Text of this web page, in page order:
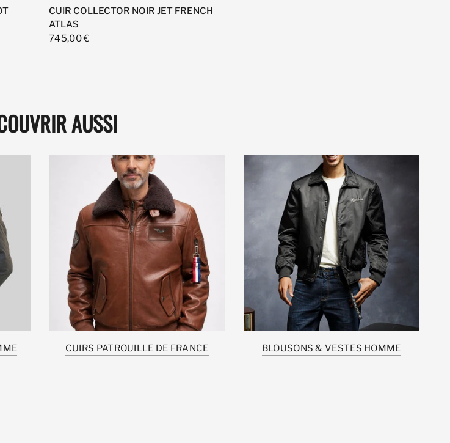
CUIR COLLECTOR NOIR JET FRENCH
ATLAS
745,00 €
AUSSI
CUIRS PATROUILLE DE FRANCE BLOUSONS & VESTES HOMME